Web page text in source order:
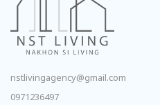
nstlivingagency@gmail.com
0971236497